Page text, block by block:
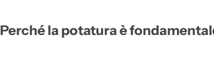
Perché la potatura è